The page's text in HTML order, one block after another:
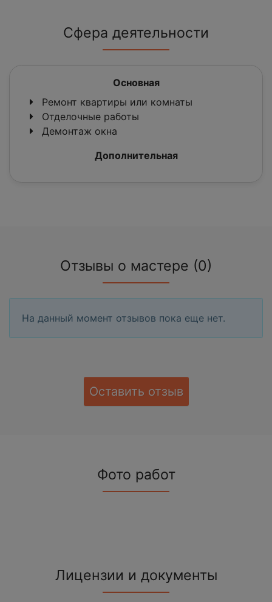
Сфера деятельности
Основная
Ремонт квартиры или комнаты
Отделочные работы
Демонтаж окна
Дополнительная
Отзывы о мастере (0)
На данный момент отзывов пока еще нет.
Оставить отзыв
Фото работ
Лицензии и документы